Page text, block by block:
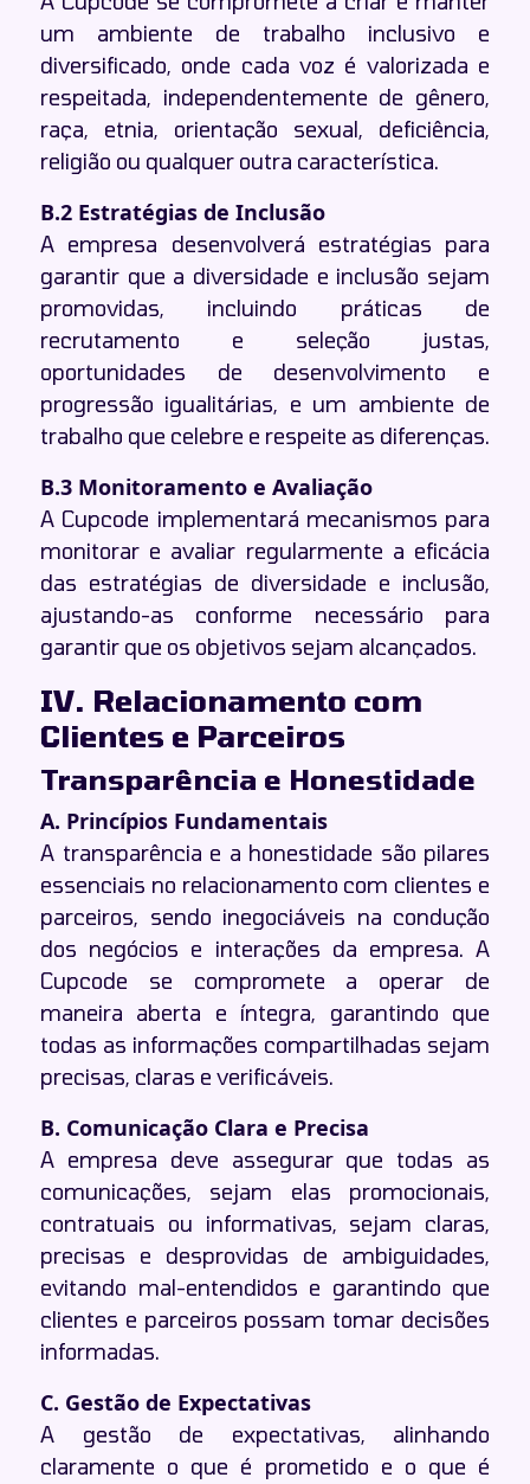
um ambiente de trabalho inclusivo e
diversificado, onde cada voz é valorizada e
respeitada, independentemente de gênero,
raça, etnia, orientação sexual, deficiência,
religião ou qualquer outra característica.
B.2 Estratégias de Inclusão
A empresa desenvolverá estratégias para
garantir que a diversidade e inclusão sejam
promovidas, incluindo práticas de
recrutamento e seleção justas,
oportunidades de desenvolvimento e
progressão igualitárias, e um ambiente de
trabalho que celebre e respeite as diferenças.
B.3 Monitoramento e Avaliação
A Cupcode implementará mecanismos para
monitorar e avaliar regularmente a eficácia
das estratégias de diversidade e inclusão,
ajustando-as conforme necessário para
garantir que os objetivos sejam alcançados.
IV. Relacionamento com
Clientes e Parceiros
Transparência e Honestidade
A. Princípios Fundamentais
A transparência e a honestidade são pilares
essenciais no relacionamento com clientes e
parceiros, sendo inegociáveis na condução
dos negócios e interações da empresa. A
Cupcode se compromete a operar de
maneira aberta e íntegra, garantindo que
todas as informações compartilhadas sejam
precisas, claras e verificáveis.
B. Comunicação Clara e Precisa
A empresa deve assegurar que todas as
comunicações, sejam elas promocionais,
contratuais ou informativas, sejam claras,
precisas e desprovidas de ambiguidades,
evitando mal-entendidos e garantindo que
clientes e parceiros possam tomar decisões
informadas.
C. Gestão de Expectativas
A gestão de expectativas, alinhando
claramente o que é prometido e o que é